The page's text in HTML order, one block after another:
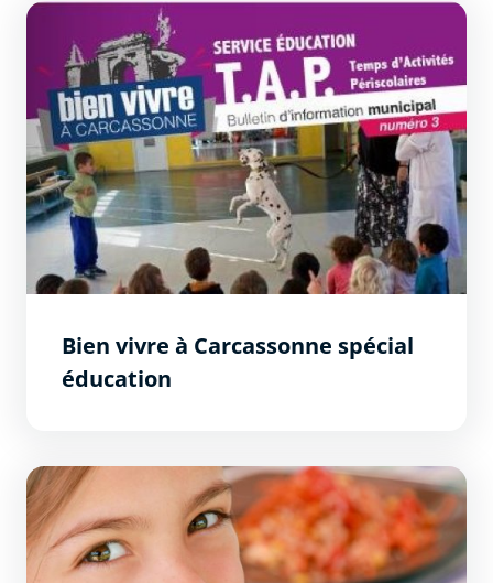
Bien vivre à Carcassonne spécial éducation
Bien vivre à Carcassonne spécial
éducation
Restauration scolaire